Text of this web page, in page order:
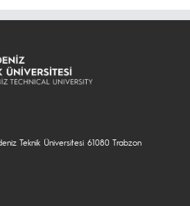
Teknik Üniversitesi 61080 Trabzon